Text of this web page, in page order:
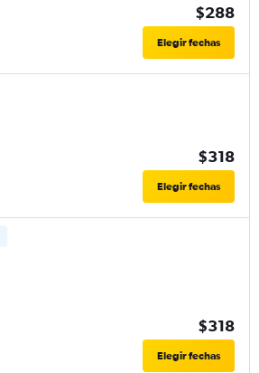
$288
Elegir fechas
$318
Elegir fechas
$318
Elegir fechas